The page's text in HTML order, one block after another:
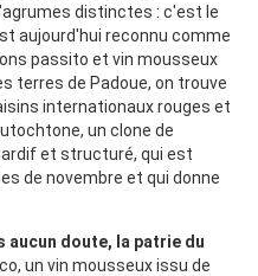
distinctes : c'est le
aujourd'hui reconnu comme
passito et vin mousseux
terres de Padoue, on trouve
internationaux rouges et
un clone de
et structuré, qui est
de novembre et qui donne
aucun doute, la patrie du
un vin mousseux issu de